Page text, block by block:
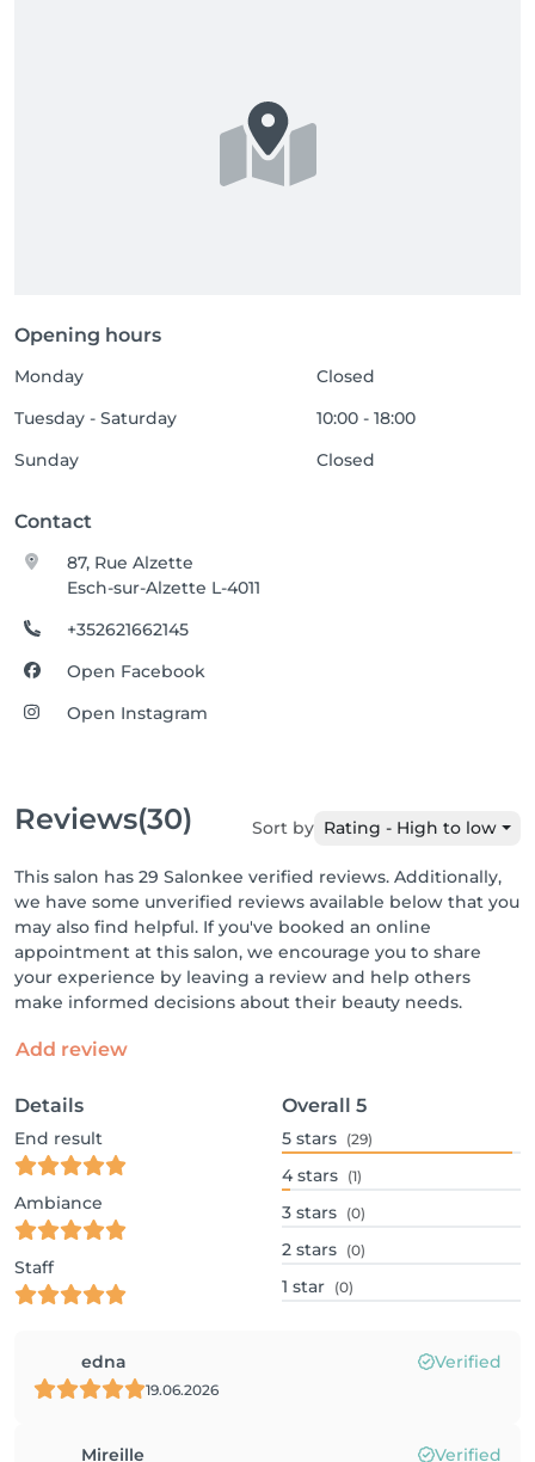
Opening hours
Monday
Closed
Tuesday - Saturday
10:00 - 18:00
Sunday
Closed
Contact
87, Rue Alzette
Esch-sur-Alzette L-4011
+352621662145
Open Facebook
Open Instagram
Reviews(30) Sort by Rating - High to low
This salon has 29 Salonkee verified reviews. Additionally,
we have some unverified reviews available below that you
may also find helpful. If you've booked an online
appointment at this salon, we encourage you to share
your experience by leaving a review and help others
make informed decisions about their beauty needs.
Add review
Details
End result
Ambiance
Staff
Overall 5
5 stars (29)
4 stars (1)
3 stars (0)
2 stars (0)
1 star (0)
edna Verified
19.06.2026
Mireille Verified